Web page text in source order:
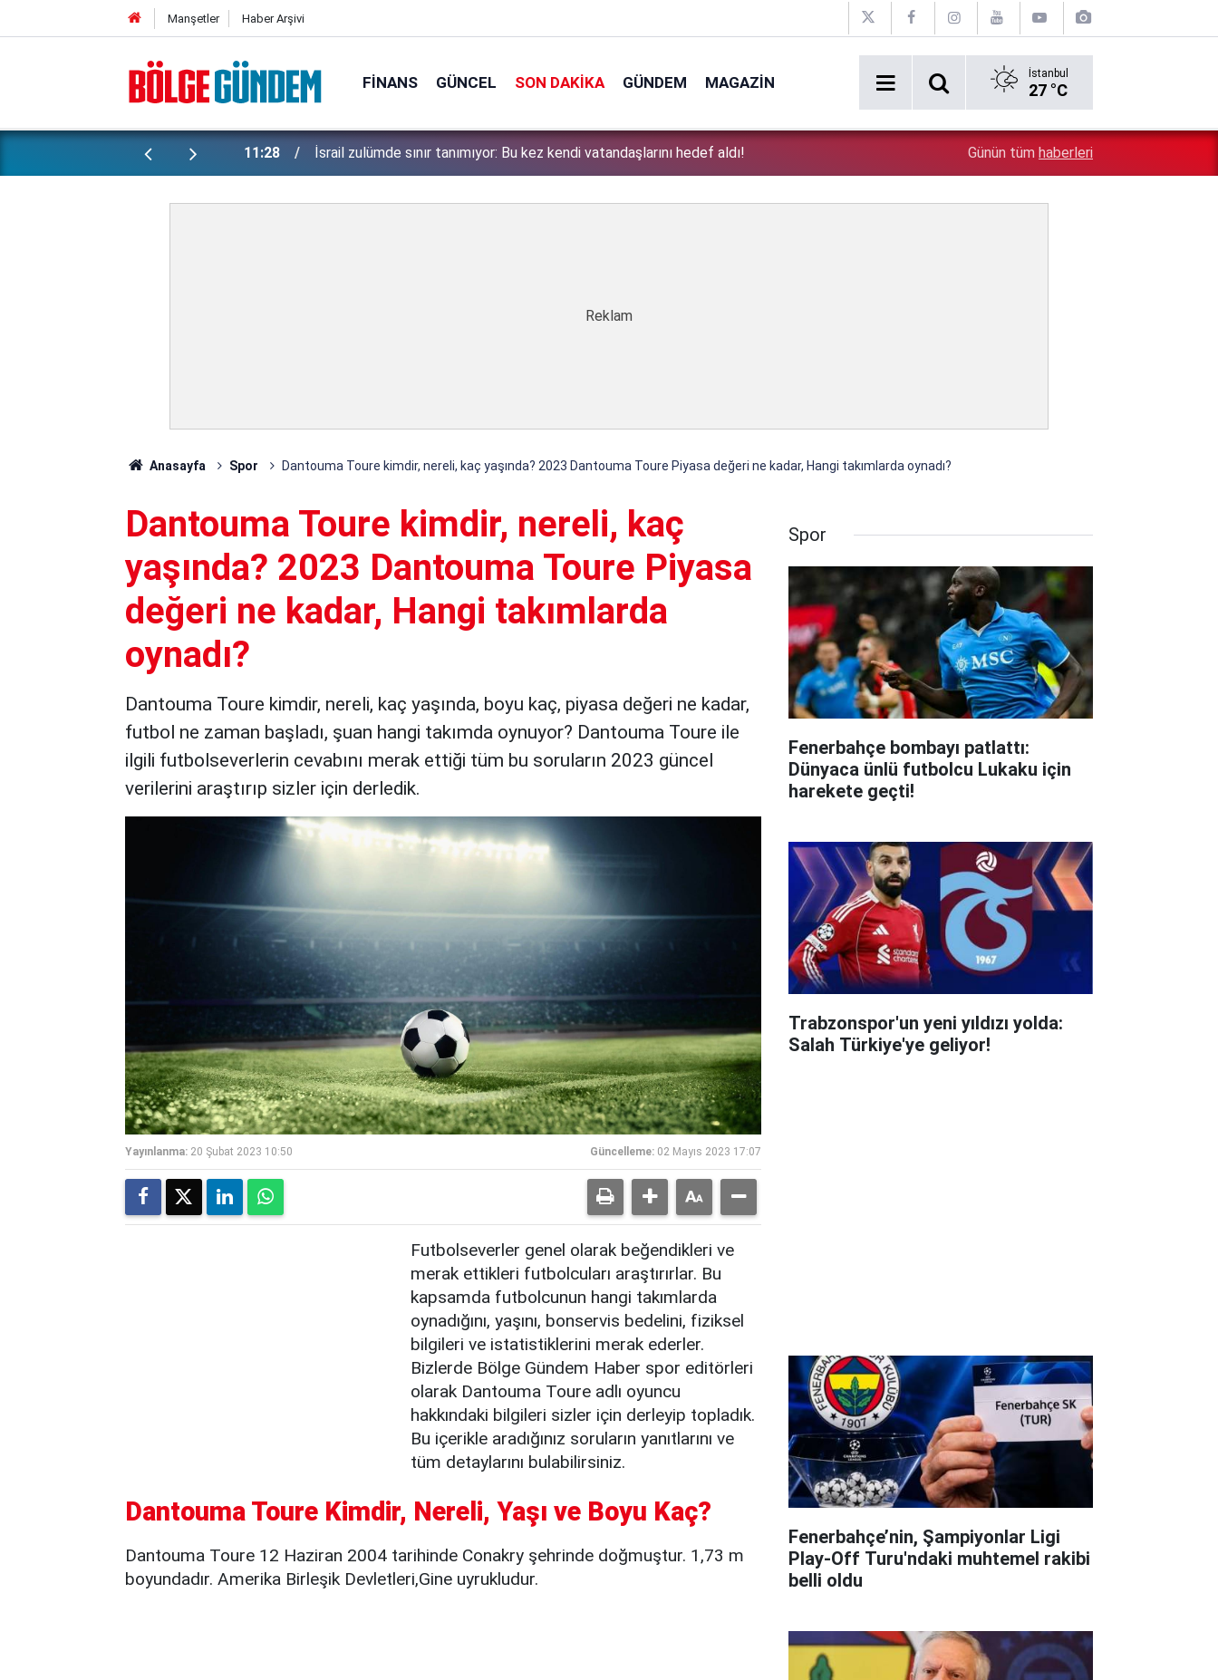
Manşetler Haber Arşivi
FINANS GÜNCEL SON DAKIKA GÜNDEM MAGAZIN İstanbul
27 °C
Bakan Gürlek şüpheli 2 çocuğun
11:28 İsrail zulümde sınır tanımıyor: Bu kez kendi vatandaşlarını hedef aldı!
Erken tatil rezervasyonu mağdurları için Ticaret
Günün tüm haberleri
Anasayfa Spor Dantouma Toure kimdir, nereli, kaç yaşında? 2023 Dantouma Toure Piyasa değeri ne kadar, Hangi takımlarda oynadı?
Dantouma Toure kimdir, nereli, kaç
yaşında? 2023 Dantouma Toure Piyasa
değeri ne kadar, Hangi takımlarda
oynadı?
Dantouma Toure kimdir, nereli, kaç yaşında, boyu kaç, piyasa değeri ne kadar,
futbol ne zaman başladı, şuan hangi takımda oynuyor? Dantouma Toure ile
ilgili futbolseverlerin cevabını merak ettiği tüm bu soruların 2023 güncel
verilerini araştırıp sizler için derledik.
Yayınlanma: 20 Şubat 2023 10:50 Güncelleme: 02 Mayıs 2023 17:07
Futbolseverler genel olarak beğendikleri ve
merak ettikleri futbolcuları araştırırlar. Bu
kapsamda futbolcunun hangi takımlarda
oynadığını, yaşını, bonservis bedelini, fiziksel
bilgileri ve istatistiklerini merak ederler.
Bizlerde Bölge Gündem Haber spor editörleri
olarak Dantouma Toure adlı oyuncu
hakkındaki bilgileri sizler için derleyip topladık.
Bu içerikle aradığınız soruların yanıtlarını ve
tüm detaylarını bulabilirsiniz.
Dantouma Toure Kimdir, Nereli, Yaşı ve Boyu Kaç?
Dantouma Toure 12 Haziran 2004 tarihinde Conakry şehrinde doğmuştur. 1,73 m
boyundadır. Amerika Birleşik Devletleri,Gine uyrukludur.
Spor
Fenerbahçe bombayı patlattı:
Dünyaca ünlü futbolcu Lukaku için
harekete geçti!
Trabzonspor'un yeni yıldızı yolda:
Salah Türkiye'ye geliyor!
Fenerbahçe’nin, Şampiyonlar Ligi
Play-Off Turu'ndaki muhtemel rakibi
belli oldu